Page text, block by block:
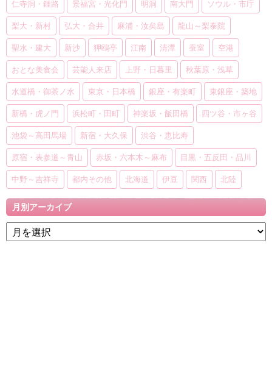
仁寺洞・鍾路 景福宮・光化門 明洞 南大門 ソウル・市庁
梨大・新村 弘大・合井 麻浦・汝矣島 龍山～梨泰院
聖水・建大 新沙 狎鴎亭 江南 清潭 蚕室 空港
おとな美食会 芸能人来店 上野・日暮里 秋葉原・浅草
水道橋・御茶ノ水 東京・日本橋 銀座・有楽町 東銀座・築地
新橋・虎ノ門 浜松町・田町 神楽坂・飯田橋 四ツ谷・市ヶ谷
池袋～高田馬場 新宿・大久保 渋谷・恵比寿
原宿・表参道～青山 赤坂・六本木～麻布 目黒・五反田・品川
中野～吉祥寺 都内その他 北海道 伊豆 関西 北陸
月別アーカイブ